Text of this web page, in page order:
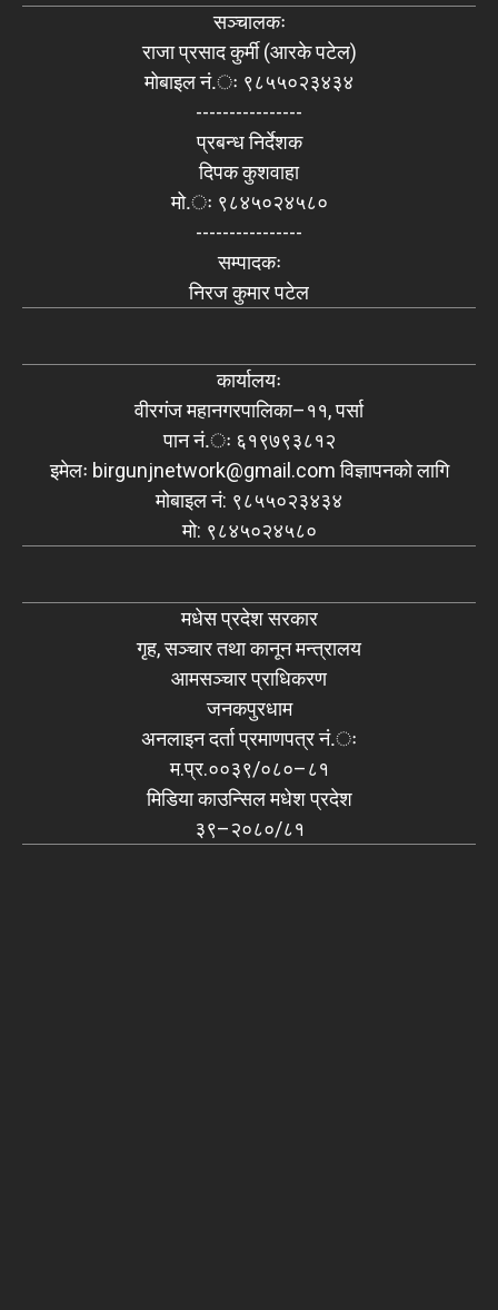
सञ्चालकः
राजा प्रसाद कुर्मी (आरके पटेल)
मोबाइल नं.ः ९८५५०२३४३४
----------------
प्रबन्ध निर्देशक
दिपक कुशवाहा
मो.ः ९८४५०२४५८०
----------------
सम्पादकः
निरज कुमार पटेल
कार्यालयः
वीरगंज महानगरपालिका–११, पर्सा
पान नं.ः ६१९७९३८१२
इमेलः birgunjnetwork@gmail.comविज्ञापनको लागि
मोबाइल नं: ९८५५०२३४३४
मो: ९८४५०२४५८०
मधेस प्रदेश सरकार
गृह, सञ्चार तथा कानून मन्त्रालय
आमसञ्चार प्राधिकरण
जनकपुरधाम
अनलाइन दर्ता प्रमाणपत्र नं.ः
म.प्र.००३९/०८०–८१
मिडिया काउन्सिल मधेश प्रदेश
३९–२०८०/८१